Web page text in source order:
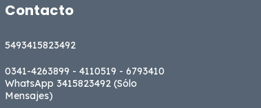
Contacto
5493415823492
0341-4263899 - 4110519 - 6793410
WhatsApp 3415823492 (Sólo
Mensajes)